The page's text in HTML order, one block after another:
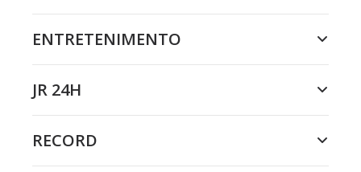
ENTRETENIMENTO
JR 24H
RECORD